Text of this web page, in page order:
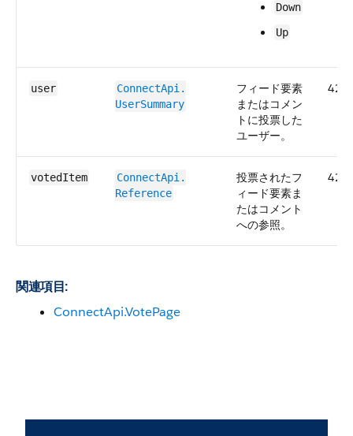
Down
Up
user
ConnectApi.​
UserSummary
フィード要素
またはコメン
トに投票した
ユーザー。
42.0
votedItem
ConnectApi.​
Reference
投票されたフ
ィード要素ま
たはコメント
への参照。
42.0
関連項目:
ConnectApi.VotePage